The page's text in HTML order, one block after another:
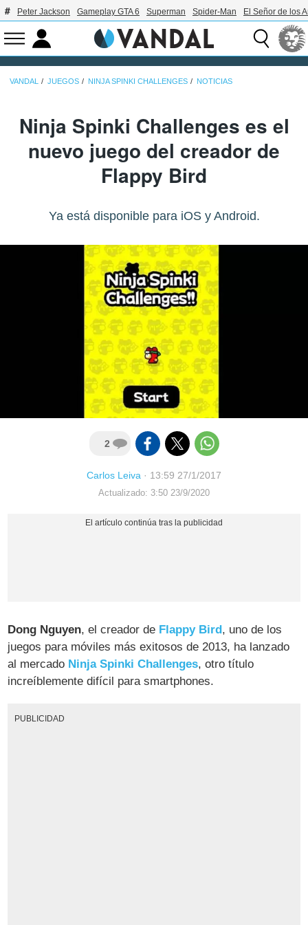
Peter Jackson Gameplay GTA 6 Superman Spider-Man El Señor de los
VANDAL JUEGOS NINJA SPINKI CHALLENGES NOTICIAS
Ninja Spinki Challenges es el
nuevo juego del creador de
Flappy Bird
Ya está disponible para iOS y Android.
2
Carlos Leiva · 13:59 27/1/2017
Actualizado: 3:50 23/9/2020
Dong Nguyen, el creador de Flappy Bird, uno de los
juegos para móviles más exitosos de 2013, ha lanzado
al mercado Ninja Spinki Challenges, otro título
increíblemente difícil para smartphones.
PUBLICIDAD